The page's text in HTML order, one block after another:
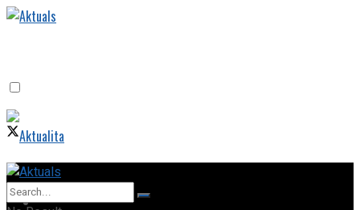
Home
Home